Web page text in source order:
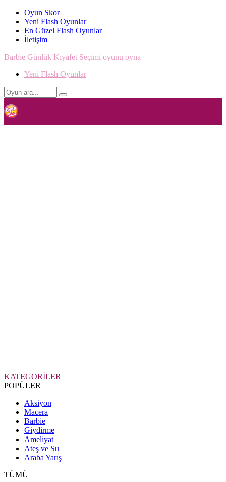
Oyun Skor
Yeni Flash Oyunlar
En Güzel Flash Oyunlar
İletişim
Barbie Günlük Kıyafet Seçimi oyunu oyna
Yeni Flash Oyunlar
KATEGORİLER
POPÜLER
Aksiyon
Macera
Barbie
Giydirme
Ameliyat
Ateş ve Su
Araba Yarış
TÜMÜ